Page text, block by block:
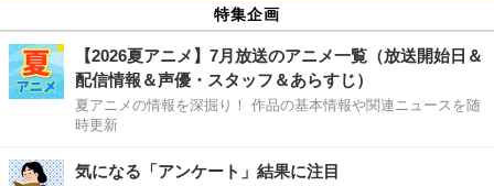
特集企画
【2026夏アニメ】7月放送のアニメ一覧（放送開始日＆
配信情報＆声優・スタッフ＆あらすじ）
夏アニメの情報を深掘り！ 作品の基本情報や関連ニュースを随
時更新
気になる「アンケート」結果に注目